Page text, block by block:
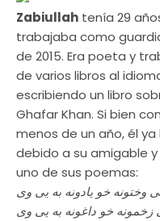
Zabiullah tenía 29
trabajaba como
de 2015. Era poeta y
de varios libros al
escribiendo un libro
Ghafar Khan. Si bien
menos de un año, él
debido a su amigable
uno de sus poemas:
وختونه خو یادونه به یی وی
خو داغونه به یی وی